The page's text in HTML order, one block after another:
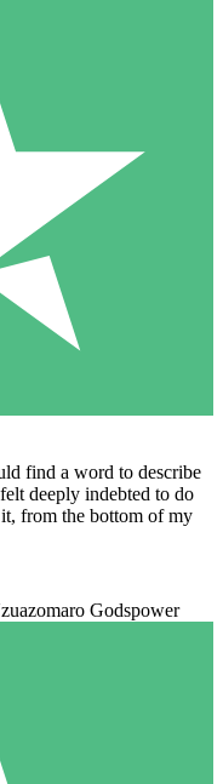
find a word to describe
deeply indebted to do
from the bottom of my
Godspower